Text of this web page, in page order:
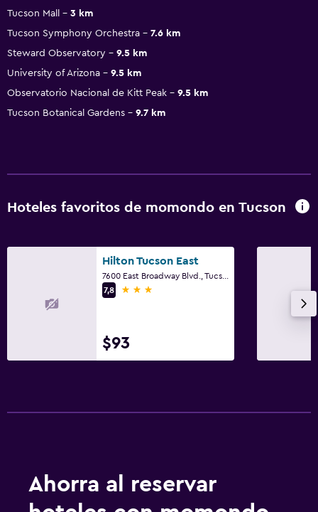
Tucson Mall
3 km
Tucson Symphony Orchestra
7.6 km
Steward Observatory
9.5 km
University of Arizona
9.5 km
Observatorio Nacional de Kitt Peak
9.5 km
Tucson Botanical Gardens
9.7 km
Hoteles favoritos de momondo en Tucson
Hilton Tucson East
7,8
3 estrellas
$93
Ahorra al reservar